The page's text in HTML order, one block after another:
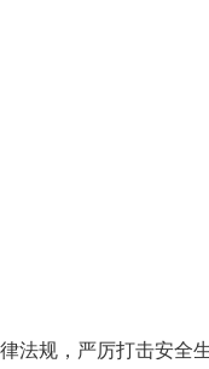
法规，严厉打击安全